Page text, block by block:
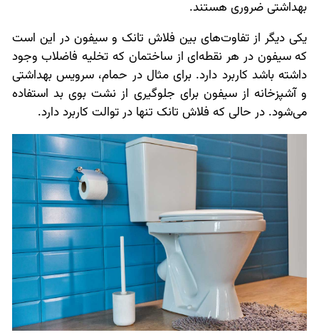
بهداشتی ضروری هستند.
یکی دیگر از تفاوت‌های بین فلاش تانک و سیفون در این است
که سیفون در هر نقطه‌ای از ساختمان که تخلیه فاضلاب وجود
داشته باشد کاربرد دارد. برای مثال در حمام، سرویس بهداشتی
و آشپزخانه از سیفون برای جلوگیری از نشت بوی بد استفاده
می‌شود. در حالی که فلاش تانک تنها در توالت کاربرد دارد.